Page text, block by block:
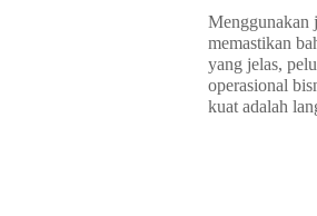
Menggunakan
memastikan
yang jelas,
operasional
kuat adalah